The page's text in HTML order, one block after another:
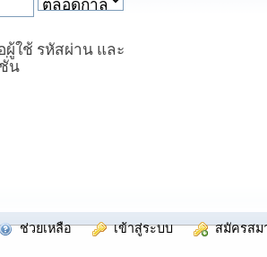
ผู้ใช้ รหัสผ่าน และ
น
ช่วยเหลือ เข้าสู่ระบบ สมัครสม